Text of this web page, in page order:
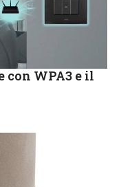
con WPA3 e il